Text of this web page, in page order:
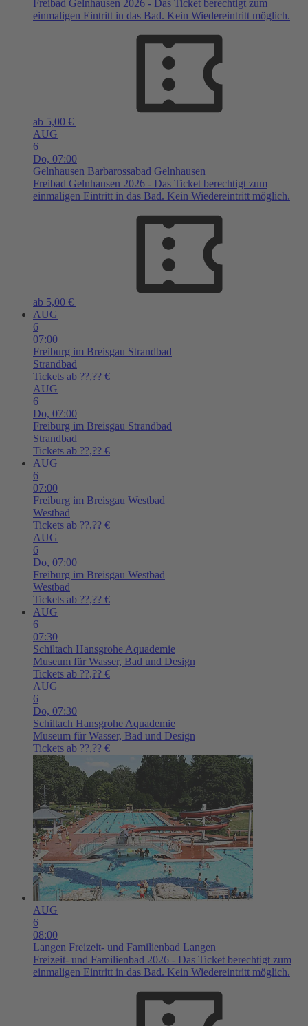
Freibad Gelnhausen 2026 - Das Ticket berechtigt zum
einmaligen Eintritt in das Bad. Kein Wiedereintritt möglich.
ab 5,00 €
AUG
6
Do, 07:00
Gelnhausen Barbarossabad Gelnhausen
Freibad Gelnhausen 2026 - Das Ticket berechtigt zum
einmaligen Eintritt in das Bad. Kein Wiedereintritt möglich.
ab 5,00 €
AUG
6
07:00
Freiburg im Breisgau Strandbad
Strandbad
Tickets ab ??,?? €
AUG
6
Do, 07:00
Freiburg im Breisgau Strandbad
Strandbad
Tickets ab ??,?? €
AUG
6
07:00
Freiburg im Breisgau Westbad
Westbad
Tickets ab ??,?? €
AUG
6
Do, 07:00
Freiburg im Breisgau Westbad
Westbad
Tickets ab ??,?? €
AUG
6
07:30
Schiltach Hansgrohe Aquademie
Museum für Wasser, Bad und Design
Tickets ab ??,?? €
AUG
6
Do, 07:30
Schiltach Hansgrohe Aquademie
Museum für Wasser, Bad und Design
Tickets ab ??,?? €
AUG
6
08:00
Langen Freizeit- und Familienbad Langen
Freizeit- und Familienbad 2026 - Das Ticket berechtigt zum
einmaligen Eintritt in das Bad. Kein Wiedereintritt möglich.